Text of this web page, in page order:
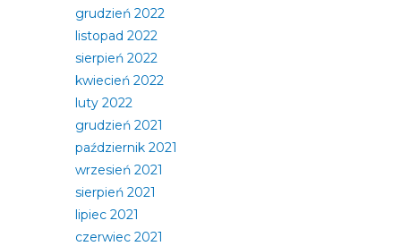
grudzień 2022
listopad 2022
sierpień 2022
kwiecień 2022
luty 2022
grudzień 2021
październik 2021
wrzesień 2021
sierpień 2021
lipiec 2021
czerwiec 2021